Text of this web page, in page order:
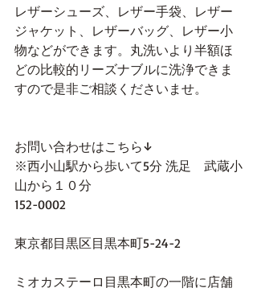
レザーシューズ、レザー手袋、レザー
ジャケット、レザーバッグ、レザー小
物などができます。丸洗いより半額ほ
どの比較的リーズナブルに洗浄できま
すので是非ご相談くださいませ。
お問い合わせはこちら↓
※西小山駅から歩いて5分 洗足　武蔵小
山から１０分
152-0002
東京都目黒区目黒本町5-24-2
ミオカステーロ目黒本町の一階に店舗